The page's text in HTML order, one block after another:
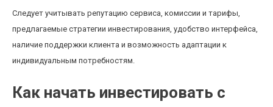
Следует учитывать репутацию сервиса, комиссии и тарифы,
предлагаемые стратегии инвестирования, удобство интерфейса,
наличие поддержки клиента и возможность адаптации к
индивидуальным потребностям.
Как начать инвестировать с